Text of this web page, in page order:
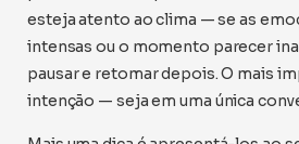
esteja atento ao clima — se as
intensas ou o momento parecer
pausar e retomar depois. O mais
intenção — seja em uma única